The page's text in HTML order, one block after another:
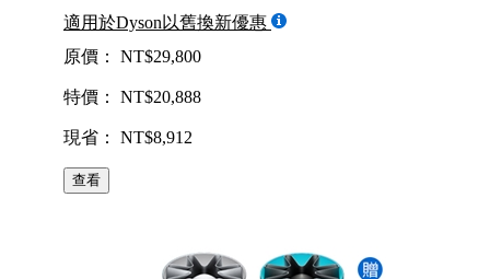
適用於Dyson以舊換新優惠
原價： NT$29,800
特價： NT$20,888
現省： NT$8,912
查看